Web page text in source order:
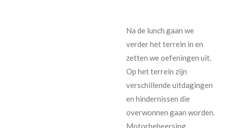
Na de lunch gaan we
verder het terrein in en
zetten we oefeningen uit.
Op het terrein zijn
verschillende uitdagingen
en hindernissen die
overwonnen gaan worden.
Motorbeheersing,